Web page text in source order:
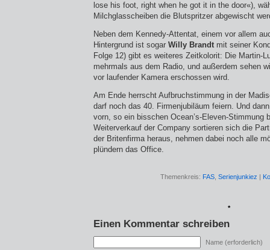
lose his foot, right when he got it in the door«),
Milchglasscheiben die Blutspritzer abgewischt
Neben dem Kennedy-Attentat, einem vor allem
Hintergrund ist sogar Willy Brandt mit seiner
Folge 12) gibt es weiteres Zeitkolorit: Die Martin-
mehrmals aus dem Radio, und außerdem sehen
vor laufender Kamera erschossen wird.
Am Ende herrscht Aufbruchstimmung in der
darf noch das 40. Firmenjubiläum feiern. Und
vorn, so ein bisschen Ocean’s-Eleven-Stimmung
Weiterverkauf der Company sortieren sich die
der Britenfirma heraus, nehmen dabei noch alle
plündern das Office.
Themenkreis: FAS Serienjunkiez |
*
Einen Kommentar schreiben
Name (erforderlich)